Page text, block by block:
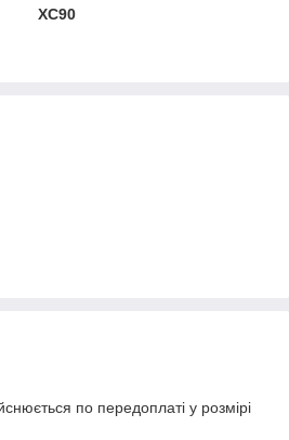
XC90
по передоплаті у розмірі